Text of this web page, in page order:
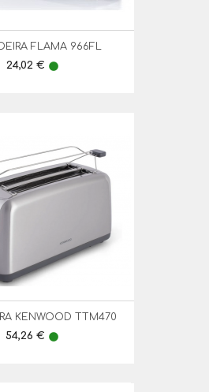
FLAMA 966FL
Preço
24,02 € lens
KENWOOD TTM470
Preço
54,26 € lens